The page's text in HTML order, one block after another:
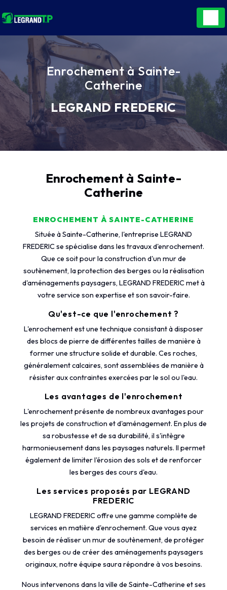
Enrochement à Sainte-
Catherine
LEGRAND FREDERIC
Enrochement à Sainte-
Catherine
ENROCHEMENT À SAINTE-CATHERINE
Située à Sainte-Catherine, l'entreprise LEGRAND
FREDERIC se spécialise dans les travaux d'enrochement.
Que ce soit pour la construction d'un mur de
soutènement, la protection des berges ou la réalisation
d'aménagements paysagers, LEGRAND FREDERIC met à
votre service son expertise et son savoir-faire.
Qu'est-ce que l'enrochement ?
L'enrochement est une technique consistant à disposer
des blocs de pierre de différentes tailles de manière à
former une structure solide et durable. Ces roches,
généralement calcaires, sont assemblées de manière à
résister aux contraintes exercées par le sol ou l'eau.
Les avantages de l'enrochement
L'enrochement présente de nombreux avantages pour
les projets de construction et d'aménagement. En plus de
sa robustesse et de sa durabilité, il s'intègre
harmonieusement dans les paysages naturels. Il permet
également de limiter l'érosion des sols et de renforcer
les berges des cours d'eau.
Les services proposés par LEGRAND
FREDERIC
LEGRAND FREDERIC offre une gamme complète de
services en matière d'enrochement. Que vous ayez
besoin de réaliser un mur de soutènement, de protéger
des berges ou de créer des aménagements paysagers
originaux, notre équipe saura répondre à vos besoins.
Nous intervenons dans la ville de Sainte-Catherine et ses